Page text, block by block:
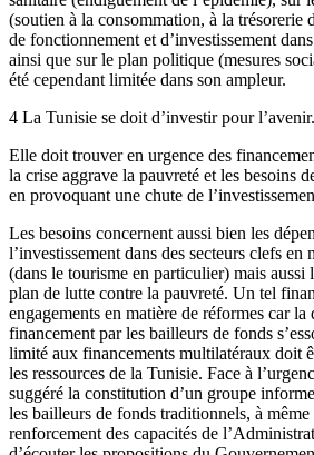
(soutien à la consommation, à la trésorerie
de fonctionnement et d’investissement
ainsi que sur le plan politique (mesures
été cependant limitée dans son ampleur.
4 La Tunisie se doit d’investir pour l’avenir.
Elle doit trouver en urgence des
la crise aggrave la pauvreté et les besoins
en provoquant une chute de
Les besoins concernent aussi bien les
l’investissement dans des secteurs clefs en
(dans le tourisme en particulier) mais aussi
plan de lutte contre la pauvreté. Un tel
engagements en matière de réformes car la
financement par les bailleurs de fonds
limité aux financements multilatéraux doit
les ressources de la Tunisie. Face à
suggéré la constitution d’un groupe
les bailleurs de fonds traditionnels, à
renforcement des capacités de